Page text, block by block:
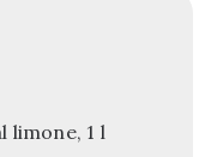
limone, 1 l